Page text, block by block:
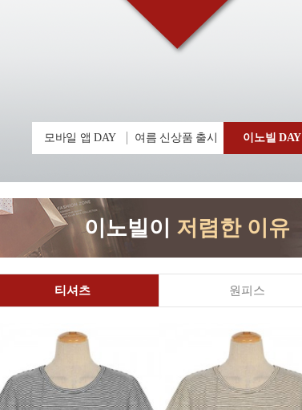
모바일 앱 DAY 여름 신상품 출시 이노빌 DAY
이노빌이 저렴한 이유
티셔츠 원피스